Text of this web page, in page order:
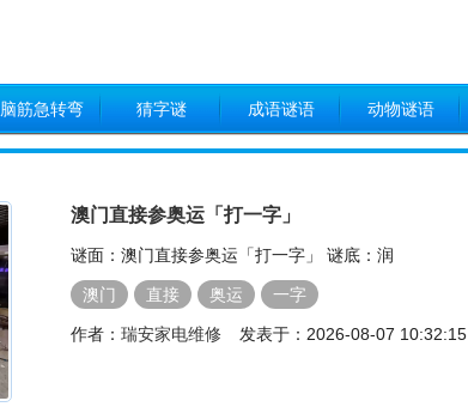
脑筋急转弯 猜字谜 成语谜语 动物谜语
澳门直接参奥运「打一字」
谜面：澳门直接参奥运「打一字」 谜底：润
澳门 直接 奥运 一字
作者：瑞安家电维修 发表于：2026-08-07 10:32:15